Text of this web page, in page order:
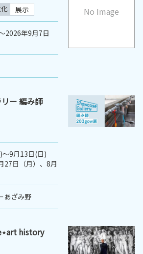
No Image
展示
2026年9月7日
ー 編み師
～9月13日(日)
27日（月）、8月
あざみ野
history